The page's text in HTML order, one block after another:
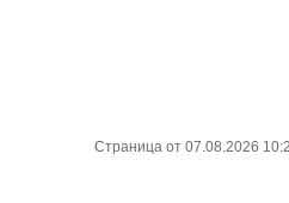
Страница от 07.08.2026